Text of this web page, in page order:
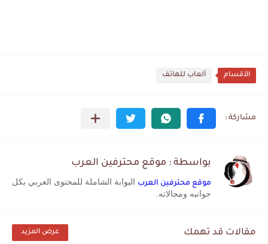
الأقسام ألعاب للهاتف
بواسطة : موقع محترفين العرب
موقع محترفين العرب البوابة الشاملة للمحتوى العربي بكل
جوانبه ومجالاته.
مقالات قد تهمك عرض المزيد